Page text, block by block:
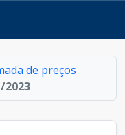
de preços
2023